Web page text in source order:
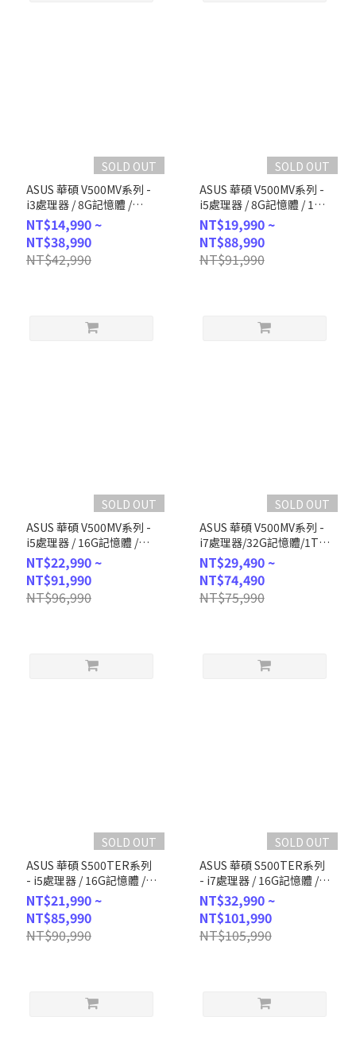
SOLD OUT
ASUS 華碩 V500MV系列 -
i3處理器 / 8G記憶體 /
512G SSD / Win11 (H-
V500MV-31315U042W)
NT$14,990 ~
NT$38,990
NT$42,990
SOLD OUT
ASUS 華碩 V500MV系列 -
i5處理器 / 8G記憶體 / 1TB
SSD / Win11 (H-V500MV-
13420H161W)
NT$19,990 ~
NT$88,990
NT$91,990
SOLD OUT
ASUS 華碩 V500MV系列 -
i5處理器 / 16G記憶體 /
1TB SSD / Win11P (H-
V500MV-13420H008X)
NT$22,990 ~
NT$91,990
NT$96,990
SOLD OUT
ASUS 華碩 V500MV系列 -
i7處理器/32G記憶體/1TB
SSD/Win11 (H-V500MV-
13620H142WD)
NT$29,490 ~
NT$74,490
NT$75,990
SOLD OUT
ASUS 華碩 S500TER系列
- i5處理器 / 16G記憶體 /
512G SSD / Win11 (H-
S500TER-514500008W)
NT$21,990 ~
NT$85,990
NT$90,990
SOLD OUT
ASUS 華碩 S500TER系列
- i7處理器 / 16G記憶體 /
1T SSD / Win11 (H-
S500TER-714700007W)
NT$32,990 ~
NT$101,990
NT$105,990